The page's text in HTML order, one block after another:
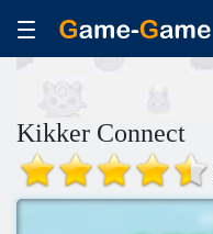
Kikker Connect